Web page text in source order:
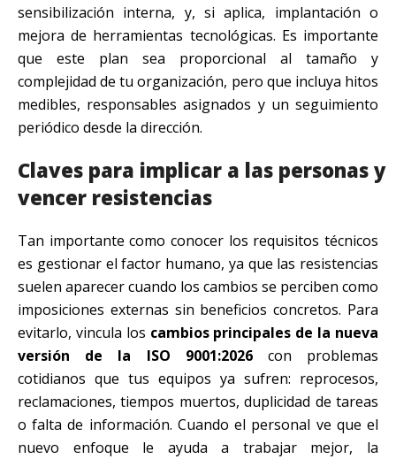
sensibilización interna, y, si aplica, implantación o
mejora de herramientas tecnológicas. Es importante
que este plan sea proporcional al tamaño y
complejidad de tu organización, pero que incluya hitos
medibles, responsables asignados y un seguimiento
periódico desde la dirección.
Claves para implicar a las personas y
vencer resistencias
Tan importante como conocer los requisitos técnicos
es gestionar el factor humano, ya que las resistencias
suelen aparecer cuando los cambios se perciben como
imposiciones externas sin beneficios concretos. Para
evitarlo, vincula los cambios principales de la nueva
versión de la ISO 9001:2026con problemas
cotidianos que tus equipos ya sufren: reprocesos,
reclamaciones, tiempos muertos, duplicidad de tareas
o falta de información. Cuando el personal ve que el
nuevo enfoque le ayuda a trabajar mejor, la